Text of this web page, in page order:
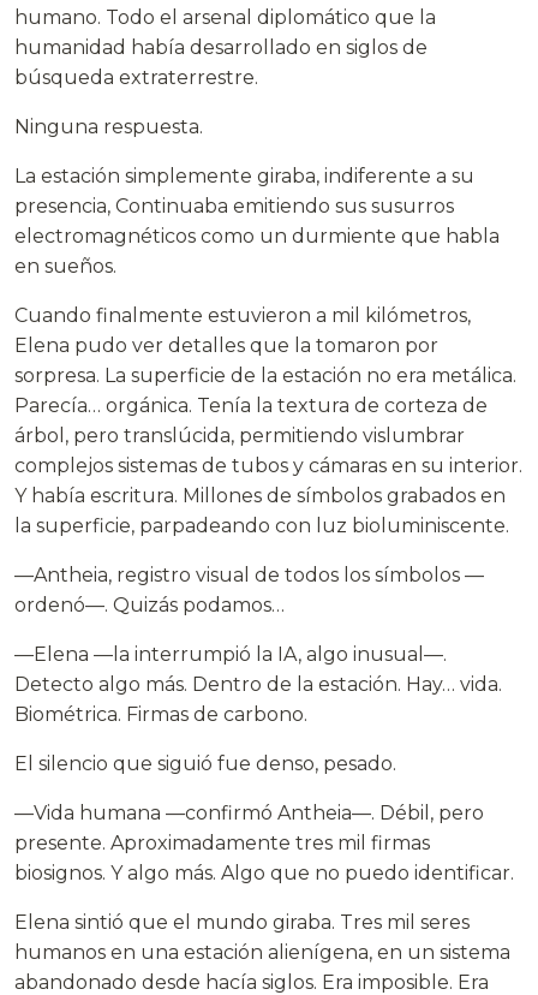
humano. Todo el arsenal diplomático que la
humanidad había desarrollado en siglos de
búsqueda extraterrestre.
Ninguna respuesta.
La estación simplemente giraba, indiferente a su
presencia, Continuaba emitiendo sus susurros
electromagnéticos como un durmiente que habla
en sueños.
Cuando finalmente estuvieron a mil kilómetros,
Elena pudo ver detalles que la tomaron por
sorpresa. La superficie de la estación no era metálica.
Parecía… orgánica. Tenía la textura de corteza de
árbol, pero translúcida, permitiendo vislumbrar
complejos sistemas de tubos y cámaras en su interior.
Y había escritura. Millones de símbolos grabados en
la superficie, parpadeando con luz bioluminiscente.
—Antheia, registro visual de todos los símbolos —
ordenó—. Quizás podamos…
—Elena —la interrumpió la IA, algo inusual—.
Detecto algo más. Dentro de la estación. Hay… vida.
Biométrica. Firmas de carbono.
El silencio que siguió fue denso, pesado.
—Vida humana —confirmó Antheia—. Débil, pero
presente. Aproximadamente tres mil firmas
biosignos. Y algo más. Algo que no puedo identificar.
Elena sintió que el mundo giraba. Tres mil seres
humanos en una estación alienígena, en un sistema
abandonado desde hacía siglos. Era imposible. Era